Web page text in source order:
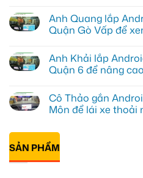
lắp
Camera
hành
tô
Suzuki
XL7
12
để
ghi
cung
đường
bình
luận
ở
lắp
Android
Box
EX2
tại
Quận
xem
Youtube
Anh Quang lắp
Quận Gò Vấp để
bình
luận
ở
lắp
Android
box
EX2
tại
Quận
Gò
Anh Khải lắp
Quận 6 để nâng
bình
luận
ở
Android
box
xe
Cô Thảo gắn
Môn để lái xe thoải
có
luận
ở
Cô
SẢN PHẨM